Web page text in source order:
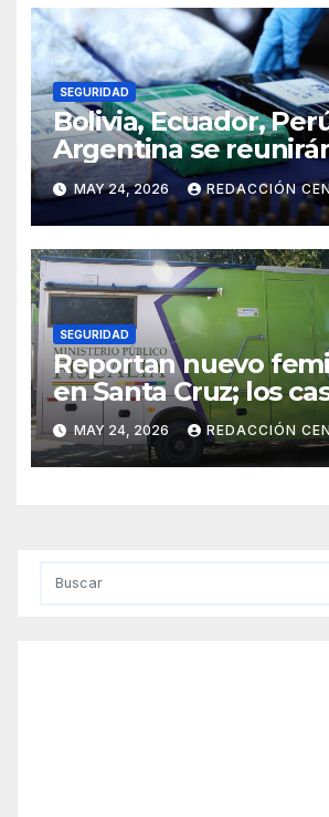
SEGURIDAD
Bolivia, Ecuador,
Argentina se
Santiago contra la
delincuencia
transnacional
MAY 24, 2026 REDACCIÓN
SEGURIDAD
Reportan nuevo
en Santa Cruz; los
elevan a 33 en el país
MAY 24, 2026 REDACCIÓN